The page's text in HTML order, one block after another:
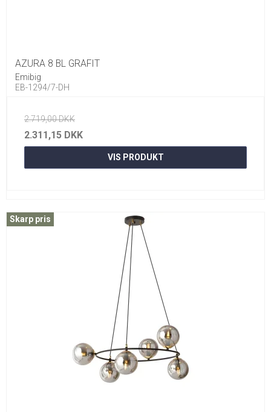
AZURA 8 BL GRAFIT
Emibig
EB-1294/7-DH
2.719,00 DKK
2.311,15 DKK
VIS PRODUKT
Skarp pris